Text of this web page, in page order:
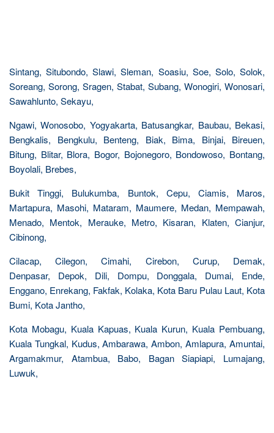
Sintang, Situbondo, Slawi, Sleman, Soasiu, Soe, Solo, Solok,
Soreang, Sorong, Sragen, Stabat, Subang, Wonogiri, Wonosari,
Sawahlunto, Sekayu,
Ngawi, Wonosobo, Yogyakarta, Batusangkar, Baubau, Bekasi,
Bengkalis, Bengkulu, Benteng, Biak, Bima, Binjai, Bireuen,
Bitung, Blitar, Blora, Bogor, Bojonegoro, Bondowoso, Bontang,
Boyolali, Brebes,
Bukit Tinggi, Bulukumba, Buntok, Cepu, Ciamis, Maros,
Martapura, Masohi, Mataram, Maumere, Medan, Mempawah,
Menado, Mentok, Merauke, Metro, Kisaran, Klaten, Cianjur,
Cibinong,
Cilacap, Cilegon, Cimahi, Cirebon, Curup, Demak,
Denpasar, Depok, Dili, Dompu, Donggala, Dumai, Ende,
Enggano, Enrekang, Fakfak, Kolaka, Kota Baru Pulau Laut, Kota
Bumi, Kota Jantho,
Kota Mobagu, Kuala Kapuas, Kuala Kurun, Kuala Pembuang,
Kuala Tungkal, Kudus, Ambarawa, Ambon, Amlapura, Amuntai,
Argamakmur, Atambua, Babo, Bagan Siapiapi, Lumajang,
Luwuk,